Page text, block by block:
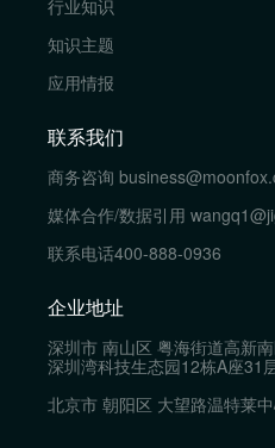
行业知识
知识主题
应用情报
联系我们
商务咨询
媒体合作/数据引用
联系电话400-888-0936
企业地址
深圳市 南山区 粤海街道高新
深圳湾科技生态园12栋A座31
北京市 朝阳区 大望路温特莱